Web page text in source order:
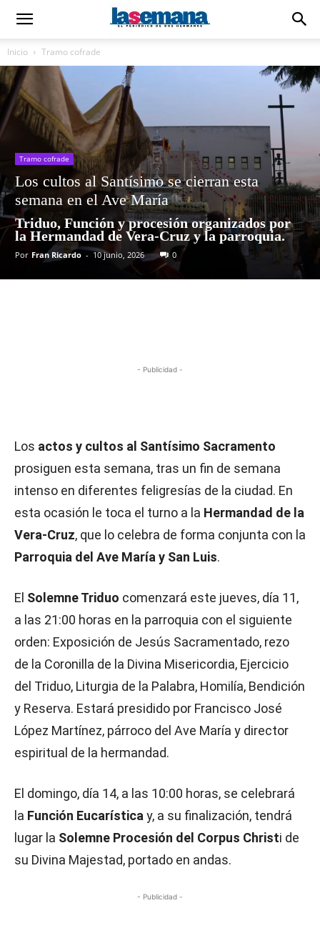
Inicio Tramo cofrade
Tramo cofrade
Los cultos al Santísimo se cierran esta
semana en el Ave María
Triduo, Función y procesión organizados por
la Hermandad de Vera-Cruz y la parroquia.
Por Fran Ricardo - 10 junio, 2026 0
- Publicidad -
Los actos y cultos al Santísimo Sacramento
prosiguen esta semana, tras un fin de semana
intenso en diferentes feligresías de la ciudad. En
esta ocasión le toca el turno a la Hermandad de la
Vera-Cruz, que lo celebra de forma conjunta con la
Parroquia del Ave María y San Luis.
El Solemne Triduo comenzará este jueves, día 11,
a las 21:00 horas en la parroquia con el siguiente
orden: Exposición de Jesús Sacramentado, rezo
de la Coronilla de la Divina Misericordia, Ejercicio
del Triduo, Liturgia de la Palabra, Homilía, Bendición
y Reserva. Estará presidido por Francisco José
López Martínez, párroco del Ave María y director
espiritual de la hermandad.
El domingo, día 14, a las 10:00 horas, se celebrará
la Función Eucarística y, a su finalización, tendrá
lugar la Solemne Procesión del Corpus Christi de
su Divina Majestad, portado en andas.
- Publicidad -